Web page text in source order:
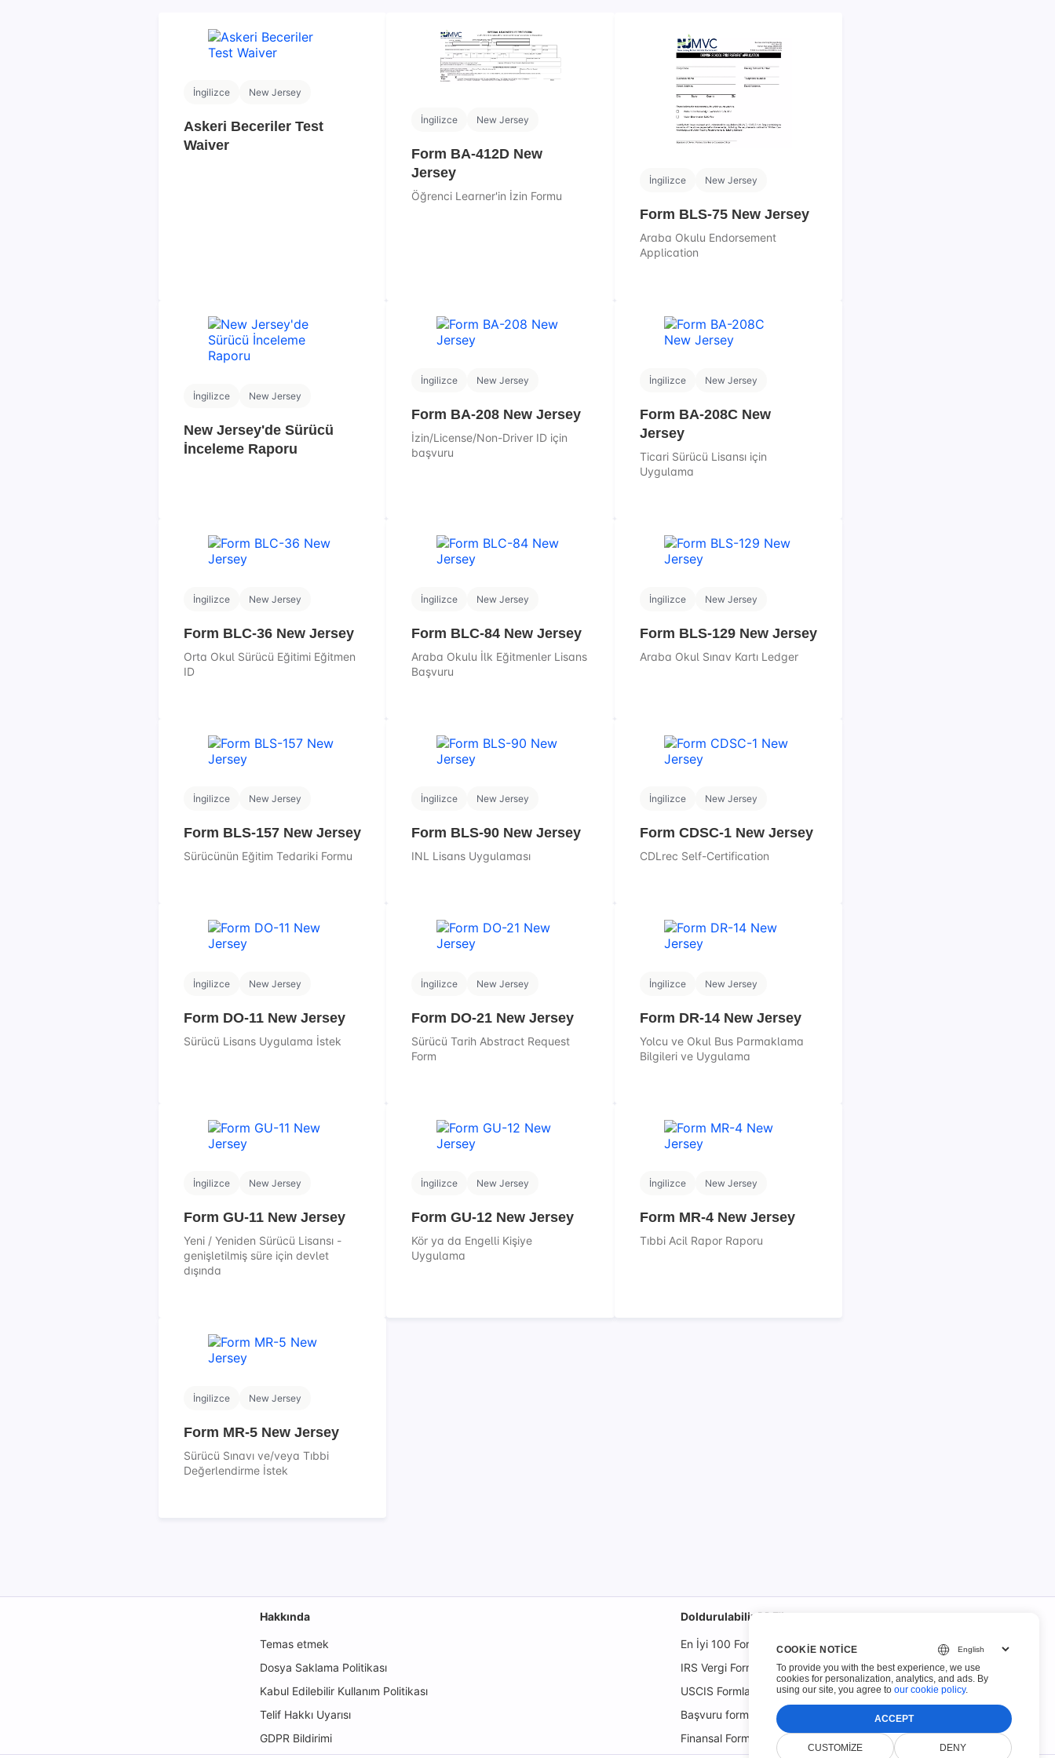
İngilizce New Jersey
Askeri Beceriler Test
Waiver
İngilizce New Jersey
Form BA-412D New
Jersey
Öğrenci Learner'in İzin Formu
İngilizce New Jersey
Form BLS-75 New Jersey
Araba Okulu Endorsement
Application
İngilizce New Jersey
New Jersey'de Sürücü
İnceleme Raporu
İngilizce New Jersey
Form BA-208 New Jersey
İzin/License/Non-Driver ID için
başvuru
İngilizce New Jersey
Form BA-208C New
Jersey
Ticari Sürücü Lisansı için
Uygulama
İngilizce New Jersey
Form BLC-36 New Jersey
Orta Okul Sürücü Eğitimi Eğitmen
ID
İngilizce New Jersey
Form BLC-84 New Jersey
Araba Okulu İlk Eğitmenler Lisans
Başvuru
İngilizce New Jersey
Form BLS-129 New Jersey
Araba Okul Sınav Kartı Ledger
İngilizce New Jersey
Form BLS-157 New Jersey
Sürücünün Eğitim Tedariki Formu
İngilizce New Jersey
Form BLS-90 New Jersey
INL Lisans Uygulaması
İngilizce New Jersey
Form CDSC-1 New Jersey
CDLrec Self-Certification
İngilizce New Jersey
Form DO-11 New Jersey
Sürücü Lisans Uygulama İstek
İngilizce New Jersey
Form DO-21 New Jersey
Sürücü Tarih Abstract Request
Form
İngilizce New Jersey
Form DR-14 New Jersey
Yolcu ve Okul Bus Parmaklama
Bilgileri ve Uygulama
İngilizce New Jersey
Form GU-11 New Jersey
Yeni / Yeniden Sürücü Lisansı -
genişletilmiş süre için devlet
dışında
İngilizce New Jersey
Form GU-12 New Jersey
Kör ya da Engelli Kişiye
Uygulama
İngilizce New Jersey
Form MR-4 New Jersey
Tıbbi Acil Rapor Raporu
İngilizce New Jersey
Form MR-5 New Jersey
Sürücü Sınavı ve/veya Tıbbi
Değerlendirme İstek
Hakkında
Temas etmek
Dosya Saklama Politikası
Kabul Edilebilir Kullanım Politikası
Telif Hakkı Uyarısı
GDPR Bildirimi
Doldurulabilir PDF'ler
En İyi 100 Form
IRS Vergi Formları
USCIS Formları
Başvuru formları
Finansal Formlar
COOKIE NOTICE
To provide you with the best experience, we use
cookies for personalization, analytics, and ads. By
using our site, you agree to our cookie policy.
ACCEPT
CUSTOMIZE DENY